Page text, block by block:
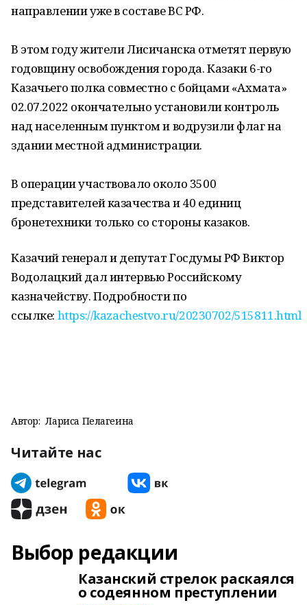
направлении уже в составе ВС РФ.
В этом году жители Лисичанска отметят первую
годовщину освобождения города. Казаки 6-го
Казачьего полка совместно с бойцами «Ахмата»
02.07.2022 окончательно установили контроль
над населенным пунктом и водрузили флаг на
здании местной администрации.
В операции участвовало около 3500
представителей казачества и 40 единиц
бронетехники только со стороны казаков.
Казачий генерал и депутат Госдумы РФ Виктор
Водолацкий дал интервью Российскому
казначейству. Подробности по
ссылке: https://kazachestvo.ru/20230702/515811.html
Автор: Лариса Пелагеина
Читайте нас
Выбор редакции
Казанский стрелок раскаялся
о содеянном преступлении